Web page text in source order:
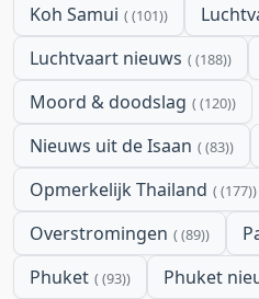
Koh Samui (101)
Luchtvaart nieuws (188)
Moord & doodslag (120)
Nieuws uit de Isaan (83)
Opmerkelijk Thailand (177)
Overstromingen (89)
Phuket (93) Phuket